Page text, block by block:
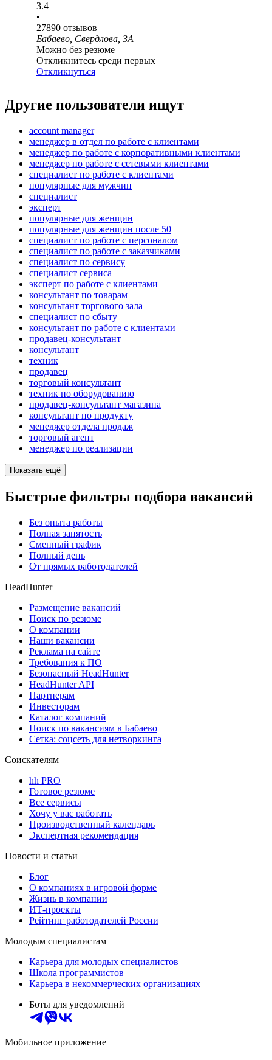
3.4
•
27890 отзывов
Бабаево, Свердлова, 3А
Можно без резюме
Откликнитесь среди первых
Откликнуться
Другие пользователи ищут
account manager
менеджер в отдел по работе с клиентами
менеджер по работе с корпоративными клиентами
менеджер по работе с сетевыми клиентами
специалист по работе с клиентами
популярные для мужчин
специалист
эксперт
популярные для женщин
популярные для женщин после 50
специалист по работе с персоналом
специалист по работе с заказчиками
специалист по сервису
специалист сервиса
эксперт по работе с клиентами
консультант по товарам
консультант торгового зала
специалист по сбыту
консультант по работе с клиентами
продавец-консультант
консультант
техник
продавец
торговый консультант
техник по оборудованию
продавец-консультант магазина
консультант по продукту
менеджер отдела продаж
торговый агент
менеджер по реализации
Показать ещё
Быстрые фильтры подбора вакансий
Без опыта работы
Полная занятость
Сменный график
Полный день
От прямых работодателей
HeadHunter
Размещение вакансий
Поиск по резюме
О компании
Наши вакансии
Реклама на сайте
Требования к ПО
Безопасный HeadHunter
HeadHunter API
Партнерам
Инвесторам
Каталог компаний
Поиск по вакансиям в Бабаево
Сетка: соцсеть для нетворкинга
Соискателям
hh PRO
Готовое резюме
Все сервисы
Хочу у вас работать
Производственный календарь
Экспертная рекомендация
Новости и статьи
Блог
О компаниях в игровой форме
Жизнь в компании
ИТ-проекты
Рейтинг работодателей России
Молодым специалистам
Карьера для молодых специалистов
Школа программистов
Карьера в некоммерческих организациях
Боты для уведомлений
Мобильное приложение